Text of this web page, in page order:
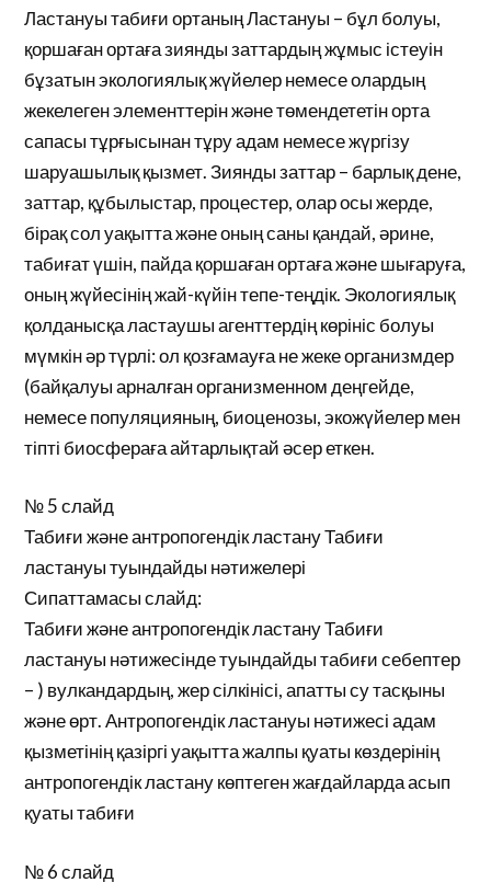
Ластануы табиғи ортаның Ластануы – бұл болуы,
қоршаған ортаға зиянды заттардың жұмыс істеуін
бұзатын экологиялық жүйелер немесе олардың
жекелеген элементтерін және төмендететін орта
сапасы тұрғысынан тұру адам немесе жүргізу
шаруашылық қызмет. Зиянды заттар – барлық дене,
заттар, құбылыстар, процестер, олар осы жерде,
бірақ сол уақытта және оның саны қандай, әрине,
табиғат үшін, пайда қоршаған ортаға және шығаруға,
оның жүйесінің жай-күйін тепе-теңдік. Экологиялық
қолданысқа ластаушы агенттердің көрініс болуы
мүмкін әр түрлі: ол қозғамауға не жеке организмдер
(байқалуы арналған организменном деңгейде,
немесе популяцияның, биоценозы, экожүйелер мен
тіпті биосфераға айтарлықтай әсер еткен.
№ 5 слайд
Табиғи және антропогендік ластану Табиғи
ластануы туындайды нәтижелері
Сипаттамасы слайд:
Табиғи және антропогендік ластану Табиғи
ластануы нәтижесінде туындайды табиғи себептер
– ) вулкандардың, жер сілкінісі, апатты су тасқыны
және өрт. Антропогендік ластануы нәтижесі адам
қызметінің қазіргі уақытта жалпы қуаты көздерінің
антропогендік ластану көптеген жағдайларда асып
қуаты табиғи
№ 6 слайд